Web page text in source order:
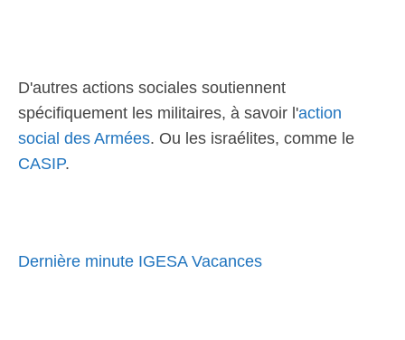
D'autres actions sociales soutiennent
spécifiquement les militaires, à savoir l'action
social des Armées. Ou les israélites, comme le
CASIP.
Dernière minute IGESA Vacances